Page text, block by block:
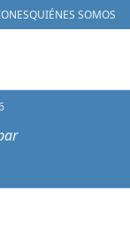
QUIÉNES SOMOS